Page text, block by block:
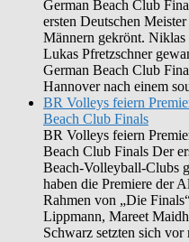
German Beach Club
ersten Deutschen
Männern gekrönt.
Lukas Pfretzschner
German Beach Club
Hannover nach einem
BR Volleys feiern
Beach Club Finals
BR Volleys feiern
Beach Club Finals Der
Beach-Volleyball-Clubs
haben die Premiere der
Rahmen von „Die
Lippmann, Mareet
Schwarz setzten sich